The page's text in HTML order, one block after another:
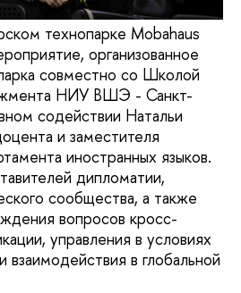
технопарке Mobahaus
организованное
совместно со Школой
НИУ ВШЭ - Санкт-
содействии Натальи
и заместителя
иностранных языков.
дипломатии,
сообщества, а также
вопросов кросс-
управления в условиях
в глобальной